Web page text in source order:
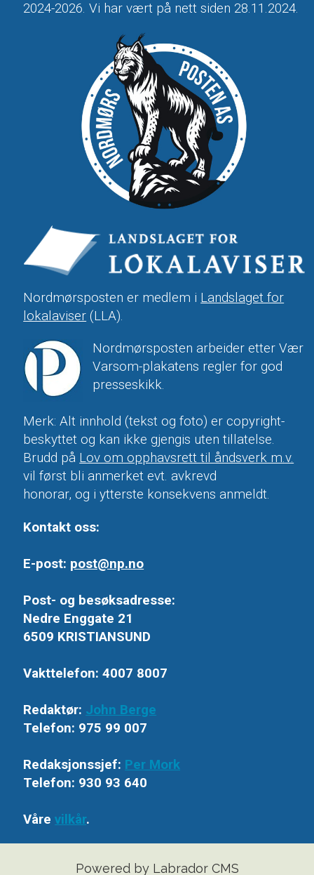
2024-2026. Vi har vært på nett siden 28.11.2024.
Nordmørsposten er medlem i Landslaget for
lokalaviser (LLA).
Nordmørsposten arbeider etter Vær
Varsom-plakatens regler for god
presseskikk.
Merk: Alt innhold (tekst og foto) er copyright-
beskyttet og kan ikke gjengis uten tillatelse.
Brudd på Lov om opphavsrett til åndsverk m.v.
vil først bli anmerket evt. avkrevd
honorar, og i ytterste konsekvens anmeldt.
Kontakt oss:
E-post: post@np.no
Post- og besøksadresse:
Nedre Enggate 21
6509 KRISTIANSUND
Vakttelefon: 4007 8007
Redaktør: John Berge
Telefon: 975 99 007
Redaksjonssjef: Per Mork
Telefon: 930 93 640
Vårevilkår.
Powered by Labrador CMS